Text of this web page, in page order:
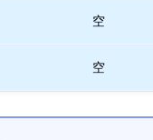
空
空